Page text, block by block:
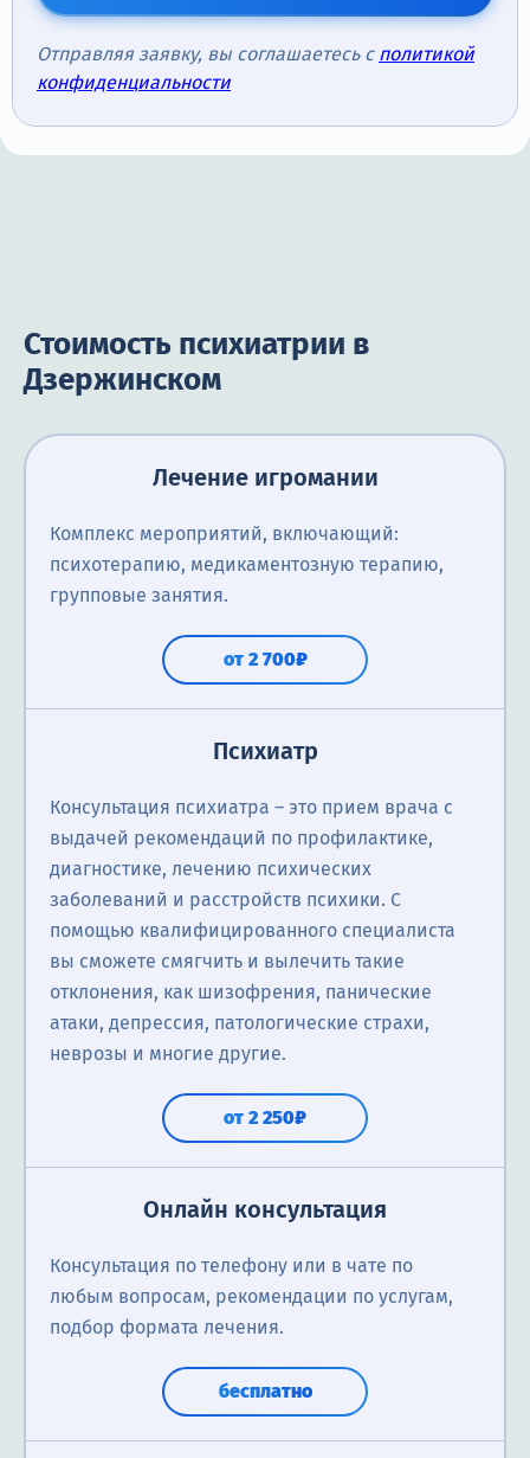
Отправляя заявку, вы соглашаетесь с политикой
конфиденциальности
Стоимость психиатрии в
Дзержинском
Лечение игромании
Комплекс мероприятий, включающий:
психотерапию, медикаментозную терапию,
групповые занятия.
от 2 700₽
Психиатр
Консультация психиатра ― это прием врача с
выдачей рекомендаций по профилактике,
диагностике, лечению психических
заболеваний и расстройств психики. С
помощью квалифицированного специалиста
вы сможете смягчить и вылечить такие
отклонения, как шизофрения, панические
атаки, депрессия, патологические страхи,
неврозы и многие другие.
от 2 250₽
Онлайн консультация
Консультация по телефону или в чате по
любым вопросам, рекомендации по услугам,
подбор формата лечения.
бесплатно